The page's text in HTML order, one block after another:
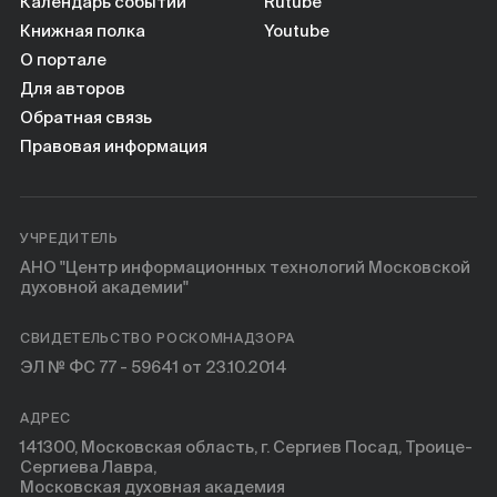
Книжная полка
О портале
Для авторов
Обратная связь
Правовая информация
Youtube
УЧРЕДИТЕЛЬ
АНО "Центр информационных технологий Московской
духовной академии"
СВИДЕТЕЛЬСТВО РОСКОМНАДЗОРА
ЭЛ № ФС 77 - 59641 от 23.10.2014
АДРЕС
141300, Московская область, г. Сергиев Посад, Троице-
Сергиева Лавра,
Московская духовная академия